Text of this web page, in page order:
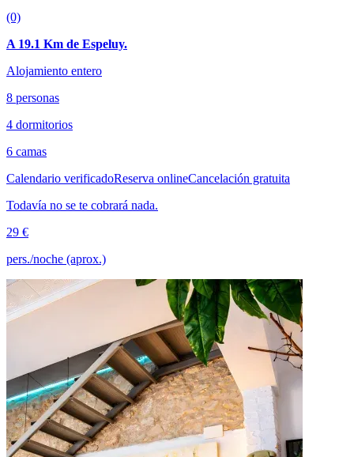
(0)
A 19.1 Km de Espeluy.
Alojamiento entero
8 personas
4 dormitorios
6 camas
Calendario verificadoReserva onlineCancelación gratuita
Todavía no se te cobrará nada.
29 €
pers./noche (aprox.)